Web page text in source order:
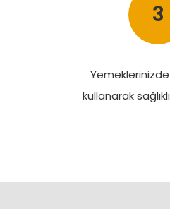
3
kullanarak